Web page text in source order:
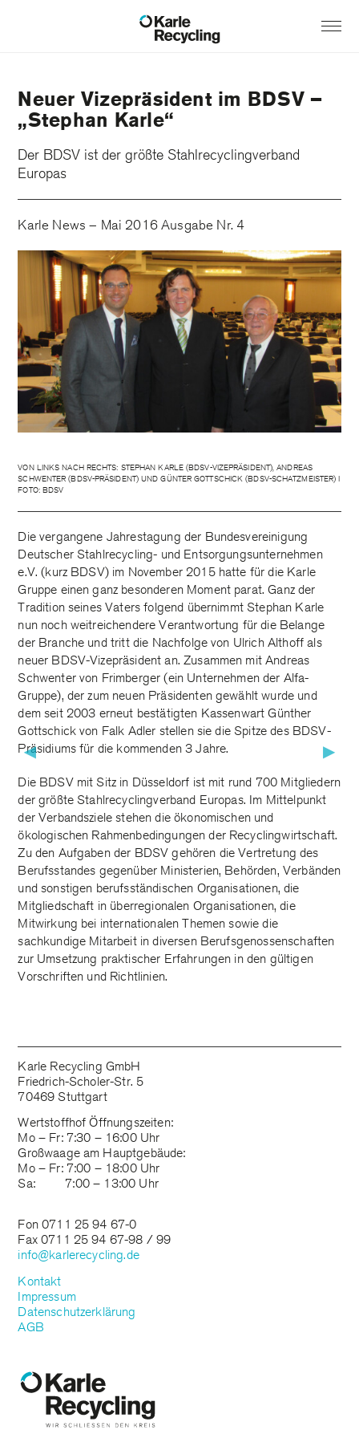
▶ ▶
Neuer Vizepräsident im BDSV –
„Stephan Karle“
Der BDSV ist der größte Stahlrecyclingverband
Europas
Karle News – Mai 2016 Ausgabe Nr. 4
VON LINKS NACH RECHTS: STEPHAN KARLE (BDSV-VIZEPRÄSIDENT), ANDREAS
SCHWENTER (BDSV-PRÄSIDENT) UND GÜNTER GOTTSCHICK (BDSV-SCHATZMEISTER) I
FOTO: BDSV
Die vergangene Jahrestagung der Bundesvereinigung
Deutscher Stahlrecycling- und Entsorgungsunternehmen
e.V. (kurz BDSV) im November 2015 hatte für die Karle
Gruppe einen ganz besonderen Moment parat. Ganz der
Tradition seines Vaters folgend übernimmt Stephan Karle
nun noch weitreichendere Verantwortung für die Belange
der Branche und tritt die Nachfolge von Ulrich Althoff als
neuer BDSV-Vizepräsident an. Zusammen mit Andreas
Schwenter von Frimberger (ein Unternehmen der Alfa-
Gruppe), der zum neuen Präsidenten gewählt wurde und
dem seit 2003 erneut bestätigten Kassenwart Günther
Gottschick von Falk Adler stellen sie die Spitze des BDSV-
Präsidiums für die kommenden 3 Jahre.
Die BDSV mit Sitz in Düsseldorf ist mit rund 700 Mitgliedern
der größte Stahlrecyclingverband Europas. Im Mittelpunkt
der Verbandsziele stehen die ökonomischen und
ökologischen Rahmenbedingungen der Recyclingwirtschaft.
Zu den Aufgaben der BDSV gehören die Vertretung des
Berufsstandes gegenüber Ministerien, Behörden, Verbänden
und sonstigen berufsständischen Organisationen, die
Mitgliedschaft in überregionalen Organisationen, die
Mitwirkung bei internationalen Themen sowie die
sachkundige Mitarbeit in diversen Berufsgenossenschaften
zur Umsetzung praktischer Erfahrungen in den gültigen
Vorschriften und Richtlinien.
Karle Recycling GmbH
Friedrich-Scholer-Str. 5
70469 Stuttgart
Wertstoffhof Öffnungszeiten:
Mo – Fr: 7:30 – 16:00 Uhr
Großwaage am Hauptgebäude:
Mo – Fr: 7:00 – 18:00 Uhr
Sa: 7:00 – 13:00 Uhr
Fon 0711 25 94 67-0
Fax 0711 25 94 67-98 / 99
info@karlerecycling.de
Kontakt
Impressum
Datenschutzerklärung
AGB